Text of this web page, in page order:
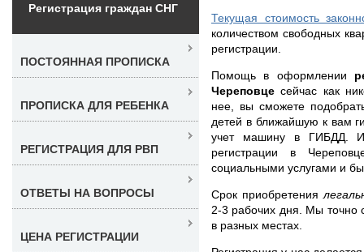
Текущая стоимость
количеством свободных
регистрации.
Помощь в оформлении
Череповцесейчас как
нее, вы сможете
детей в ближайшую к вам
учет машину в ГИБДД.
регистрации в
социальными услугами и
Срок приобретения
2-3 рабочих дня. Мы точно
в разных местах.
Регистрация граждан СНГ
ПОСТОЯННАЯ ПРОПИСКА
ПРОПИСКА ДЛЯ РЕБЕНКА
РЕГИСТРАЦИЯ ДЛЯ РВП
ОТВЕТЫ НА ВОПРОСЫ
ЦЕНА РЕГИСТРАЦИИ